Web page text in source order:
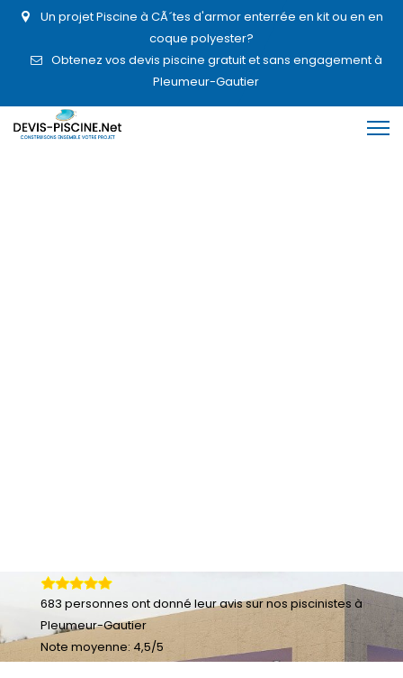
Un projet Piscine à CÃ´tes d'armor enterrée en kit ou en en
coque polyester?
Obtenez vos devis piscine gratuit et sans engagement à
Pleumeur-Gautier
683 personnes ont donné leuravis sur nos piscinistes à
Pleumeur-Gautier
Note moyenne: 4,5/5